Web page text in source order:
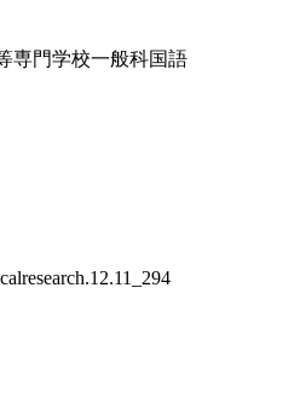
専門学校一般科国語